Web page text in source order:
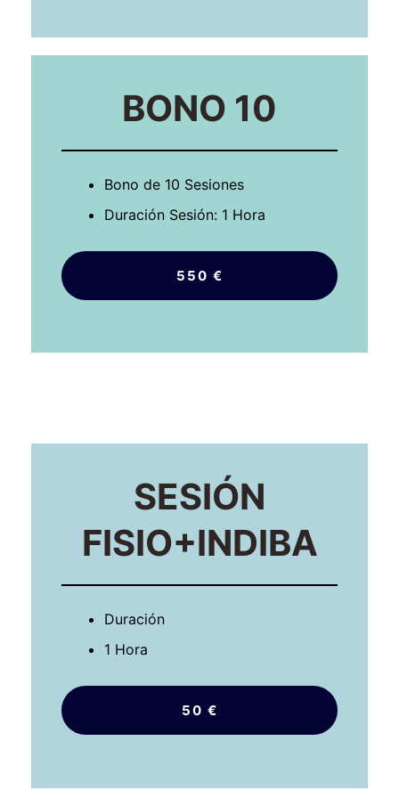
BONO 10
Bono de 10 Sesiones
Duración Sesión: 1 Hora
550 €
SESIÓN
FISIO+INDIBA
Duración
1 Hora
50 €